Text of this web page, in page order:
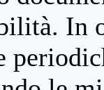
In